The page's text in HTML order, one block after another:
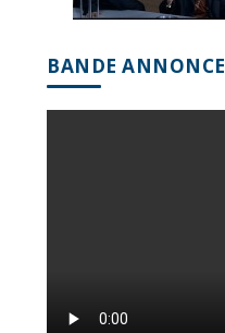
BANDE ANNONCE